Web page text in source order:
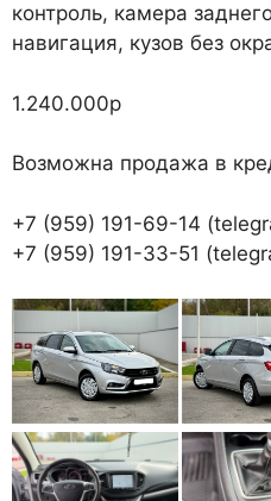
контроль, камера
навигация, кузов без
1.240.000р
Возможна продажа в
+7 (959) 191-69-14
+7 (959) 191-33-51